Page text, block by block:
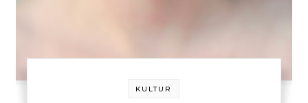
KULTUR